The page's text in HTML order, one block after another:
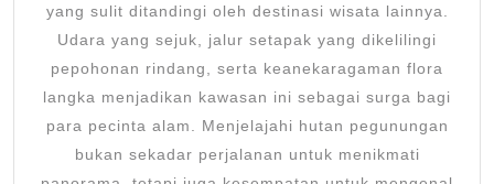
yang
yang sulit ditandingi oleh destinasi wisata lainnya.
Udara yang sejuk, jalur setapak yang dikelilingi
pepohonan rindang, serta keanekaragaman flora
langka menjadikan kawasan ini sebagai surga bagi
para pecinta alam. Menjelajahi hutan pegunungan
bukan sekadar perjalanan untuk menikmati